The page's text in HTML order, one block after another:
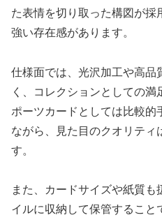
た表情を切り取った構図が採
強い存在感があります。
仕様面では、光沢加工や高品
く、コレクションとしての
ポーツカードとしては比較的
ながら、見た目のクオリティ
す。
また、カードサイズや紙質
イルに収納して保管すること